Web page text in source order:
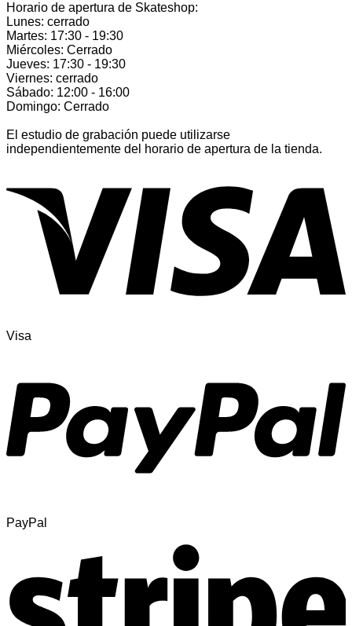
Horario de apertura de Skateshop:
Lunes: cerrado
Martes: 17:30 - 19:30
Miércoles: Cerrado
Jueves: 17:30 - 19:30
Viernes: cerrado
Sábado: 12:00 - 16:00
Domingo: Cerrado
El estudio de grabación puede utilizarse
independientemente del horario de apertura de la tienda.
Visa
PayPal